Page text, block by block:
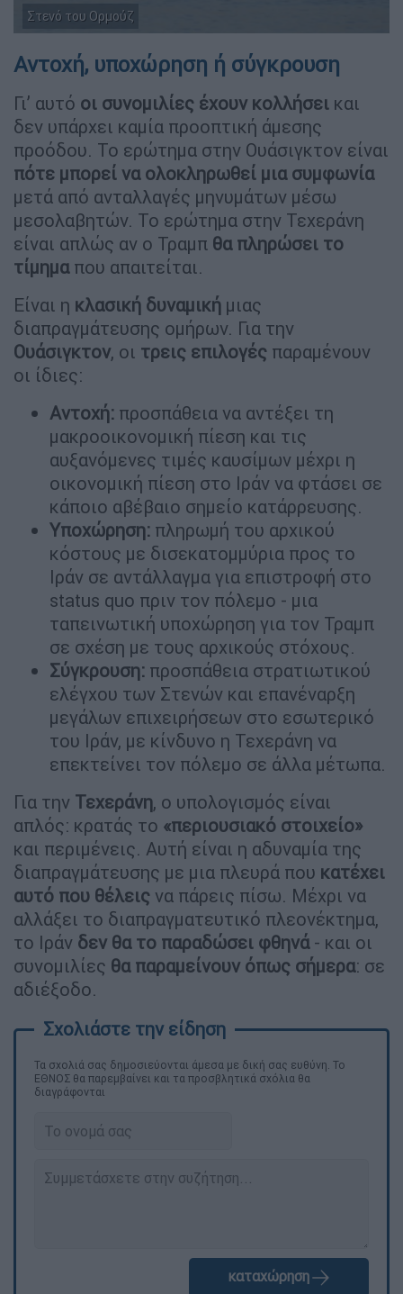
Στενό του Ορμούζ
Αντοχή, υποχώρηση ή σύγκρουση
Γι’ αυτό οι συνομιλίες έχουν κολλήσει και
δεν υπάρχει καμία προοπτική άμεσης
προόδου. Το ερώτημα στην Ουάσιγκτον είναι
πότε μπορεί να ολοκληρωθεί μια συμφωνία
μετά από ανταλλαγές μηνυμάτων μέσω
μεσολαβητών. Το ερώτημα στην Τεχεράνη
είναι απλώς αν ο Τραμπ θα πληρώσει το
τίμημαπου απαιτείται.
Είναι η κλασική δυναμική μιας
διαπραγμάτευσης ομήρων. Για την
Ουάσιγκτον, οι τρεις επιλογές παραμένουν
οι ίδιες:
Αντοχή: προσπάθεια να αντέξει τη
μακροοικονομική πίεση και τις
αυξανόμενες τιμές καυσίμων μέχρι η
οικονομική πίεση στο Ιράν να φτάσει σε
κάποιο αβέβαιο σημείο κατάρρευσης.
Υποχώρηση: πληρωμή του αρχικού
κόστους με δισεκατομμύρια προς το
Ιράν σε αντάλλαγμα για επιστροφή στο
status quo πριν τον πόλεμο - μια
ταπεινωτική υποχώρηση για τον Τραμπ
σε σχέση με τους αρχικούς στόχους.
Σύγκρουση: προσπάθεια στρατιωτικού
ελέγχου των Στενών και επανέναρξη
μεγάλων επιχειρήσεων στο εσωτερικό
του Ιράν, με κίνδυνο η Τεχεράνη να
επεκτείνει τον πόλεμο σε άλλα μέτωπα.
Για την Τεχεράνη, ο υπολογισμός είναι
απλός: κρατάς το «περιουσιακό στοιχείο»
και περιμένεις. Αυτή είναι η αδυναμία της
διαπραγμάτευσης με μια πλευρά που κατέχει
αυτό που θέλεις να πάρεις πίσω. Μέχρι να
αλλάξει το διαπραγματευτικό πλεονέκτημα,
το Ιράν δεν θα το παραδώσει φθηνά- και οι
συνομιλίες θα παραμείνουν όπως σήμερα: σε
αδιέξοδο.
Τα σχολιά σας δημοσιεύονται άμεσα με δική σας ευθύνη. Το
ΕΘΝΟΣ θα παρεμβαίνει και τα προσβλητικά σχόλια θα
διαγράφονται
καταχώρηση